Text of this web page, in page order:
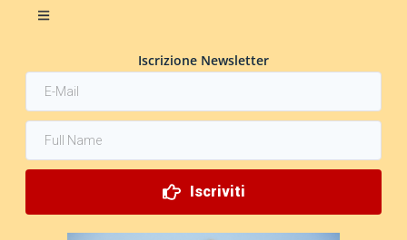
Iscrizione Newsletter
Iscriviti